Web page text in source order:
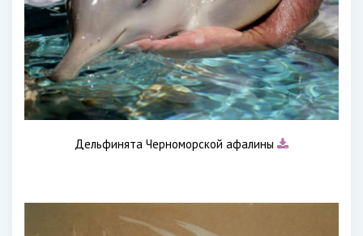
Дельфинята Черноморской афалины